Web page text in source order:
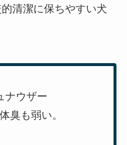
清潔に保ちやすい犬
ナウザー
臭も弱い。